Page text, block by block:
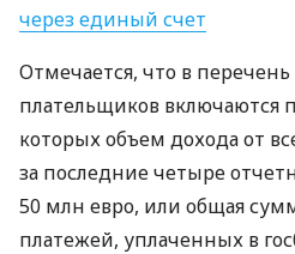
через единый счет
Отмечается, что в
плательщиков включаются
которых объем дохода от
за последние четыре
50 млн евро, или общая
платежей, уплаченных в